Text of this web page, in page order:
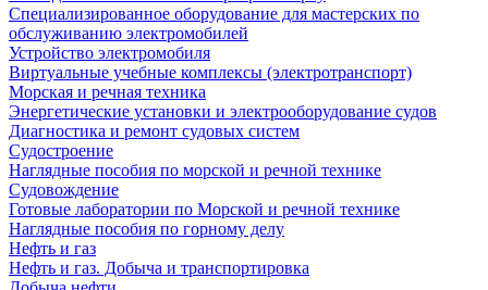
Специализированное оборудование для мастерских по
обслуживанию электромобилей
Устройство электромобиля
Виртуальные учебные комплексы (электротранспорт)
Морская и речная техника
Энергетические установки и электрооборудование судов
Диагностика и ремонт судовых систем
Судостроение
Наглядные пособия по морской и речной технике
Судовождение
Готовые лаборатории по Морской и речной технике
Наглядные пособия по горному делу
Нефть и газ
Нефть и газ. Добыча и транспортировка